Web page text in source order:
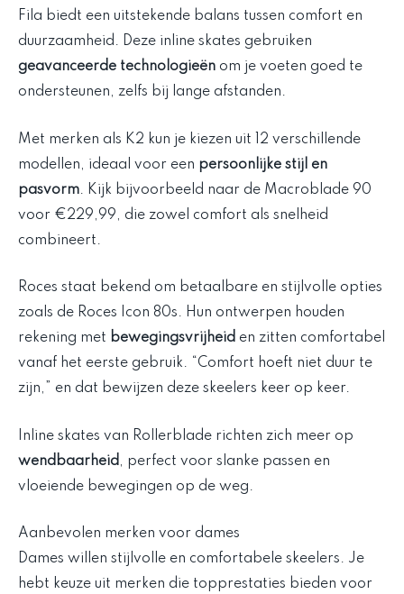
Fila biedt een uitstekende balans tussen comfort en
duurzaamheid. Deze inline skates gebruiken
geavanceerde technologieën om je voeten goed te
ondersteunen, zelfs bij lange afstanden.
Met merken als K2 kun je kiezen uit 12 verschillende
modellen, ideaal voor een persoonlijke stijl en
pasvorm. Kijk bijvoorbeeld naar de Macroblade 90
voor €229,99, die zowel comfort als snelheid
combineert.
Roces staat bekend om betaalbare en stijlvolle opties
zoals de Roces Icon 80s. Hun ontwerpen houden
rekening met bewegingsvrijheid en zitten comfortabel
vanaf het eerste gebruik. “Comfort hoeft niet duur te
zijn,” en dat bewijzen deze skeelers keer op keer.
Inline skates van Rollerblade richten zich meer op
wendbaarheid , perfect voor slanke passen en
vloeiende bewegingen op de weg.
Aanbevolen merken voor dames
Dames willen stijlvolle en comfortabele skeelers. Je
hebt keuze uit merken die topprestaties bieden voor